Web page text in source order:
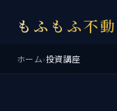
もふもふ不
ホーム›投資講座